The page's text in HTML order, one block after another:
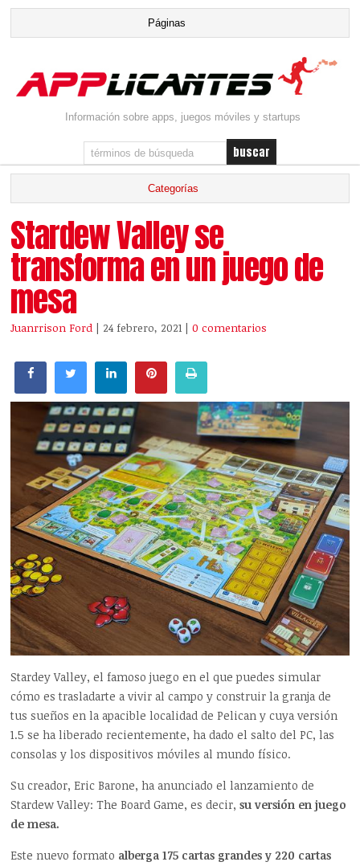
Información sobre apps, juegos móviles y startups
Stardew Valley se
transforma en un juego de
mesa
Juanrrison Ford | 24 febrero, 2021 |0 comentarios
Stardey Valley, el famoso juego en el que puedes simular
cómo es trasladarte a vivir al campo y construir la granja de
tus sueños en la apacible localidad de Pelican y cuya versión
1.5 se ha liberado recientemente, ha dado el salto del PC, las
consolas y los dispositivos móviles al mundo físico.
Su creador, Eric Barone, ha anunciado el lanzamiento de
Stardew Valley: The Board Game, es decir,su versión en juego
de mesa.
Este nuevo formato alberga 175 cartas grandes y 220 cartas